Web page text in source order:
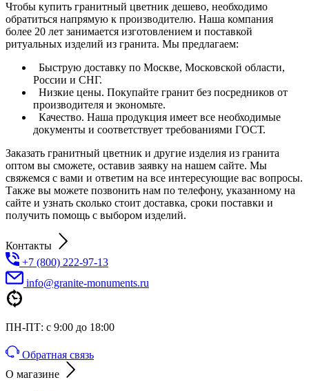
Чтобы купить гранитный цветник дешево, необходимо
обратиться напрямую к производителю. Наша компания
более 20 лет занимается изготовлением и поставкой
ритуальных изделий из гранита. Мы предлагаем:
Быструю доставку по Москве, Московской области,
России и СНГ.
Низкие цены. Покупайте гранит без посредников от
производителя и экономьте.
Качество. Наша продукция имеет все необходимые
документы и соответствует требованиями ГОСТ.
Заказать гранитный цветник и другие изделия из гранита
оптом вы сможете, оставив заявку на нашем сайте. Мы
свяжемся с вами и ответим на все интересующие вас вопросы.
Также вы можете позвонить нам по телефону, указанному на
сайте и узнать сколько стоит доставка, сроки поставки и
получить помощь с выбором изделий.
Контакты
+7 (800) 222-97-13
info@granite-monuments.ru
ПН-ПТ: с 9:00 до 18:00
Обратная связь
О магазине